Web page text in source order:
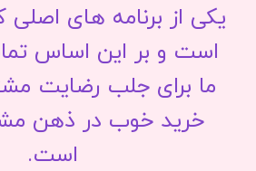
یکی از برنامه های
است و بر این اساس
ما برای جلب رضایت
خرید خوب در ذهن
است.